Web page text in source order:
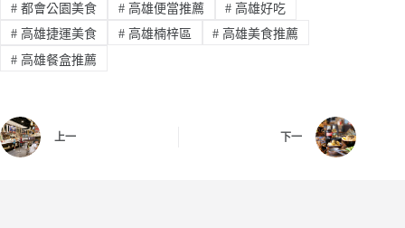
#都會公園美食 #高雄便當推薦 # 高雄好吃
#高雄捷運美食 #高雄楠梓區 # 高雄美食推薦
#高雄餐盒推薦
上一 下一